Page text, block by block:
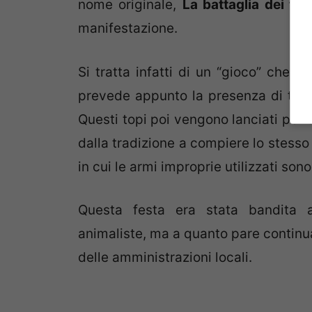
nome originale, La battaglia dei
manifestazione.
Si tratta infatti di un “gioco” che
prevede appunto la presenza di
Questi topi poi vengono lanciati per
dalla tradizione a compiere lo
in cui le armi improprie utilizzati
Questa festa era stata bandita
animaliste, ma a quanto pare
delle amministrazioni locali.